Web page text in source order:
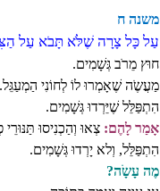
משנה ח
עַל כָּל צָרָה שֶׁלֹּא תָּבֹא עַל
חוּץ מֵרֹב גְּשָׁמִים.
מַעֲשֶֹה שֶׁאָמְרוּ לוֹ לְחוֹנִי הַמְעַגֵּל.
הִתְפַּלֵּל שֶׁיֵּרְדוּ גְּשָׁמִים.
אָמַר לָהֶם: צְאוּ וְהַכְנִיסוּ
הִתְפַּלֵּל, וְלא יָרְדוּ גְּשָׁמִים.
מֶה עָשָֹה?